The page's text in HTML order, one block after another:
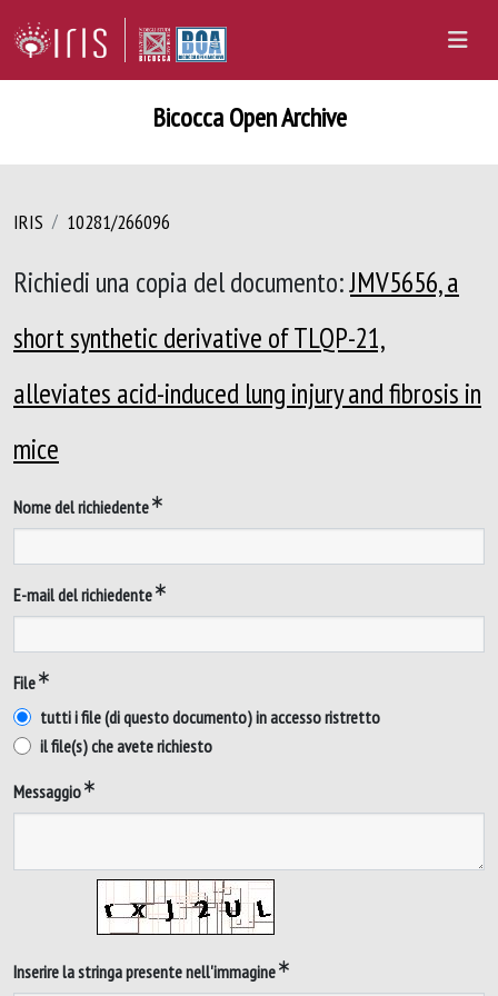
Bicocca Open Archive
IRIS 10281/266096
Richiedi una copia del documento:JMV5656, a
short synthetic derivative of TLQP-21,
alleviates acid-induced lung injury and fibrosis in
mice
Nome del richiedente
E-mail del richiedente
File
tutti i file (di questo documento) in accesso ristretto
il file(s) che avete richiesto
Messaggio
Inserire la stringa presente nell'immagine